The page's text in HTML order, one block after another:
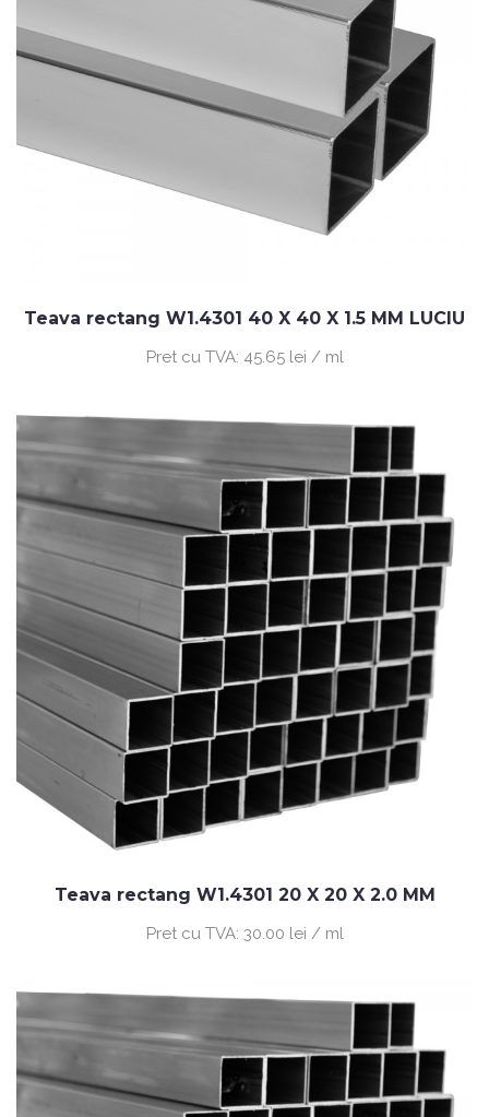
Teava rectang W1.4301 40 X 40 X 1.5 MM LUCIU
Pret cu TVA: 45.65 lei / ml
Teava rectang W1.4301 20 X 20 X 2.0 MM
Pret cu TVA: 30.00 lei / ml